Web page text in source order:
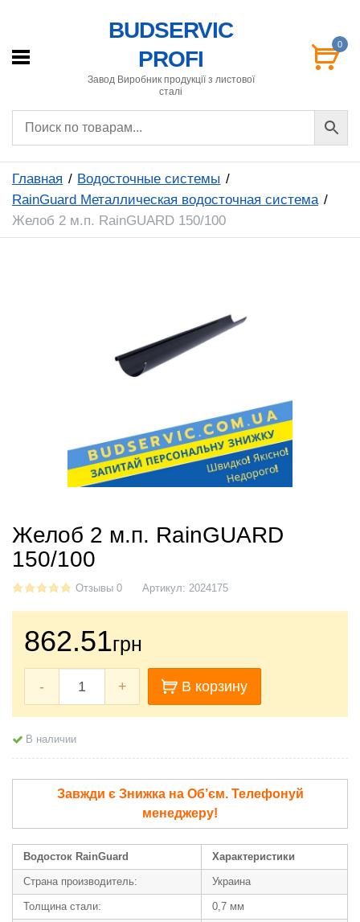
BUDSERVIC
PROFI
Завод Виробник продукції з листової
сталі
0
Главная
Водосточные системы
RainGuard Металлическая водосточная система
Желоб 2 м.п. RainGUARD 150/100
Желоб 2 м.п. RainGUARD
150/100
Отзывы 0 Артикул: 2024175
862.51грн
- + В корзину
В наличии
Завжди є Знижка на Об’єм. Телефонуй
менеджеру!
Водосток RainGuard Характеристики
Страна производитель: Украина
Толщина стали: 0,7 мм